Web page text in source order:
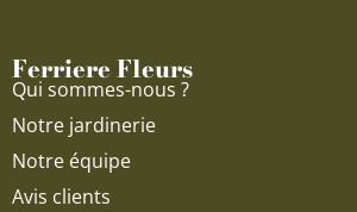
Ferriere Fleurs
Qui sommes-nous ?
Notre jardinerie
Notre équipe
Avis clients